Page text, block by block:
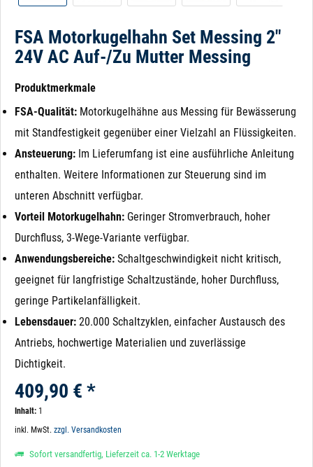
FSA Motorkugelhahn Set Messing 2"
24V AC Auf-/Zu Mutter Messing
Produktmerkmale
FSA-Qualität: Motorkugelhähne aus Messing für Bewässerung
mit Standfestigkeit gegenüber einer Vielzahl an Flüssigkeiten.
Ansteuerung: Im Lieferumfang ist eine ausführliche Anleitung
enthalten. Weitere Informationen zur Steuerung sind im
unteren Abschnitt verfügbar.
Vorteil Motorkugelhahn: Geringer Stromverbrauch, hoher
Durchfluss, 3-Wege-Variante verfügbar.
Anwendungsbereiche: Schaltgeschwindigkeit nicht kritisch,
geeignet für langfristige Schaltzustände, hoher Durchfluss,
geringe Partikelanfälligkeit.
Lebensdauer: 20.000 Schaltzyklen, einfacher Austausch des
Antriebs, hochwertige Materialien und zuverlässige
Dichtigkeit.
409,90 € *
Inhalt: 1
inkl. MwSt. zzgl. Versandkosten
Sofort versandfertig, Lieferzeit ca. 1-2 Werktage